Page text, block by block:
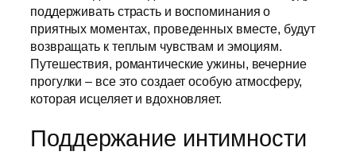
поддерживать страсть и воспоминания о
приятных моментах, проведенных вместе, будут
возвращать к теплым чувствам и эмоциям.
Путешествия, романтические ужины, вечерние
прогулки – все это создает особую атмосферу,
которая исцеляет и вдохновляет.
Поддержание интимности